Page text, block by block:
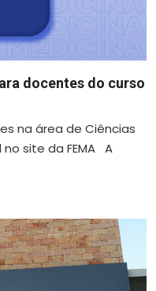
docentes do curso
na área de Ciências
site da FEMA A